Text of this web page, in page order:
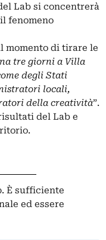
Lab si concentrerà
fenomeno
momento di tirare le
tre giorni a Villa
degli Stati
locali,
della creatività”.
del Lab e
È sufficiente
ed essere